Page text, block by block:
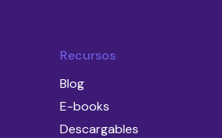
Recursos
Blog
E-books
Descargables